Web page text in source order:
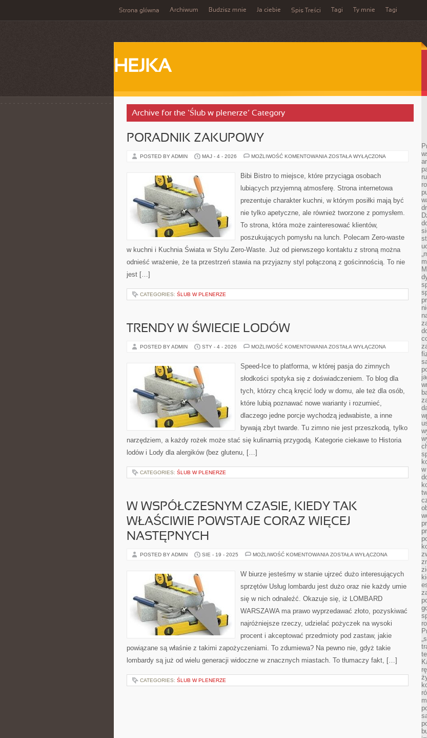
Strona główna Archiwum Budzisz mnie Ja ciebie Spis Treści Tagi Ty mnie Tagi
HEJKA
Archive for the ‘Ślub w plenerze’ Category
PORADNIK ZAKUPOWY
POSTED BY ADMIN MAJ - 4 - 2026 MOŻLIWOŚĆ KOMENTOWANIA PORADNIK
ZOSTAŁA WYŁĄCZONA
Bibi Bistro to miejsce, które przyciąga osobach
lubiących przyjemną atmosferę. Strona internetowa
prezentuje charakter kuchni, w którym posiłki mają być
nie tylko apetyczne, ale również tworzone z pomysłem.
To strona, która może zainteresować klientów,
poszukujących pomysłu na lunch. Polecam Zero-waste
w kuchni i Kuchnia Świata w Stylu Zero-Waste. Już od pierwszego kontaktu z stroną można
odnieść wrażenie, że ta przestrzeń stawia na przyjazny styl połączoną z gościnnością. To nie
jest […]
CATEGORIES: ŚLUB W PLENERZE
TRENDY W ŚWIECIE LODÓW
POSTED BY ADMIN STY - 4 - 2026 MOŻLIWOŚĆ KOMENTOWANIA TRENDY
LODÓW
ZOSTAŁA WYŁĄCZONA
Speed-Ice to platforma, w której pasja do zimnych
słodkości spotyka się z doświadczeniem. To blog dla
tych, którzy chcą kręcić lody w domu, ale też dla osób,
które lubią poznawać nowe warianty i rozumieć,
dlaczego jedne porcje wychodzą jedwabiste, a inne
bywają zbyt twarde. Tu zimno nie jest przeszkodą, tylko
narzędziem, a każdy rożek może stać się kulinarnią przygodą. Kategorie ciekawe to Historia
lodów i Lody dla alergików (bez glutenu, […]
CATEGORIES: ŚLUB W PLENERZE
W WSPÓŁCZESNYM CZASIE, KIEDY TAK
WŁAŚCIWIE POWSTAJE CORAZ WIĘCEJ
NASTĘPNYCH
POSTED BY ADMIN SIE - 19 - 2025 MOŻLIWOŚĆ KOMENTOWANIA W
KIEDY
TAK
POWSTAJE
WIĘCEJ
ZOSTAŁA WYŁĄCZONA
W biurze jesteśmy w stanie ujrzeć dużo interesujących
sprzętów Usług lombardu jest dużo oraz nie każdy umie
się w nich odnaleźć. Okazuje się, iż LOMBARD
WARSZAWA ma prawo wyprzedawać złoto, pozyskiwać
najróżniejsze rzeczy, udzielać pożyczek na wysoki
procent i akceptować przedmioty pod zastaw, jakie
powiązane są właśnie z takimi zapożyczeniami. To zdumiewa? Na pewno nie, gdyż takie
lombardy są już od wielu generacji widoczne w znacznych miastach. To tłumaczy fakt, […]
CATEGORIES: ŚLUB W PLENERZE